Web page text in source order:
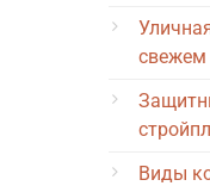
свежем
Виды